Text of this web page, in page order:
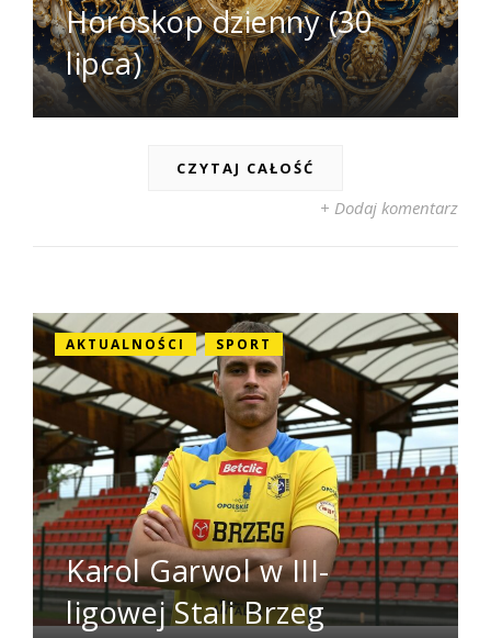
Horoskop dzienny (30
lipca)
CZYTAJ CAŁOŚĆ
+ Dodaj komentarz
Karol Garwol w III-
ligowej Stali Brzeg
AKTUALNOŚCI SPORT